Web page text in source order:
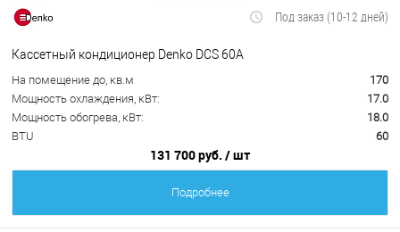
Под заказ (10-12 дней)
Кассетный кондиционер Denko DCS 60A
На помещение до, кв.м
170
Мощность охлаждения, кВт:
17.0
Мощность обогрева, кВт:
18.0
BTU
60
131 700 руб. / шт
Подробнее